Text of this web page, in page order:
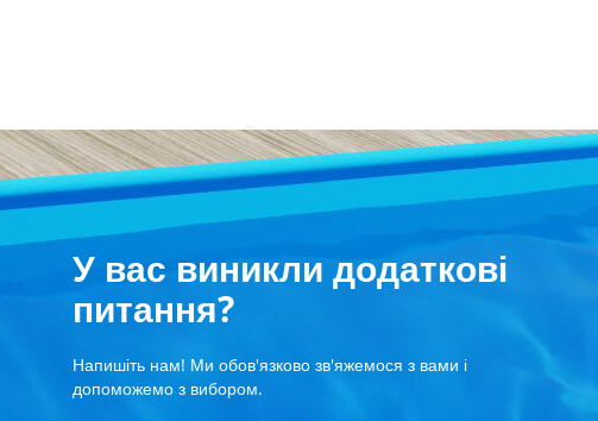
У вас виникли додаткові
питання?
Напишіть нам! Ми обов'язково зв'яжемося з вами і
допоможемо з вибором.